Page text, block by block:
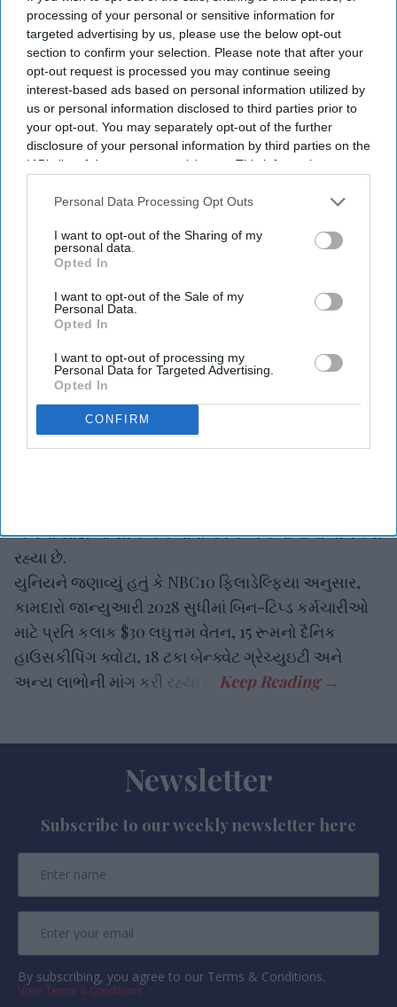
processing of your personal or sensitive information for
targeted advertising by us, please use the below opt-out
section to confirm your selection. Please note that after your
opt-out request is processed you may continue seeing
interest-based ads based on personal information utilized by
us or personal information disclosed to third parties prior to
your opt-out. You may separately opt-out of the further
disclosure of your personal information by third parties on the
IAB’s list of downstream participants. This information may
Downstream Participantsthat may further disclose it to other
Personal Data Processing Opt Outs
I want to opt-out of the Sharing of my
personal data.
Opted In
I want to opt-out of the Sale of my
Personal Data.
Opted In
I want to opt-out of processing my
Personal Data for Targeted Advertising.
Opted In
CONFIRM
Getty Images
ફિલાડેલ્ફિયા હોટેલના કામદારોની વર્લ્ડ
કપ દરમિયાન હડતાળ
Asian Hospitality Jul 01, 2026
શેરેટોન ફિલાડેલ્ફિયા ડાઉનટાઉનના કામદારો રવિવારે વર્લ્ડ
થયેલા સોદાઓ સાથે મેળ ખાતા વેતન અને લાભોની માંગ કરી
રહ્યા છે.
યુનિયને જણાવ્યું હતું કે NBC10 ફિલાડેલ્ફિયા અનુસાર,
કામદારો જાન્યુઆરી 2028 સુધીમાં બિન-ટિપ્ડ કર્મચારીઓ
માટે પ્રતિ કલાક $30 લઘુત્તમ વેતન, 15 રૂમનો દૈનિક
હાઉસકીપિંગ ક્વોટા, 18 ટકા બેન્ક્વેટ ગ્રેચ્યુઇટી અને
અન્ય લાભોની માંગ કરી રહ્યા છે.
Newsletter
Subscribe to our weekly newsletter here
By subscribing, you agree to our Terms & Conditions.
View Terms & Conditions